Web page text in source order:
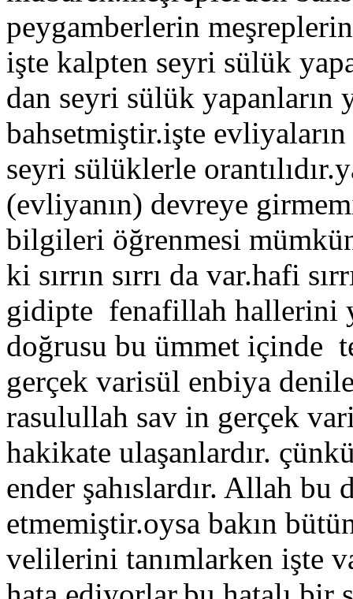
peygamberlerin
işte kalpten seyri sülük
dan seyri sülük yapanların
bahsetmiştir.işte
seyri sülüklerle
(evliyanın) devreye
bilgileri öğrenmesi
ki sırrın sırrı da var.hafi
gidipte fenafillah hallerini
doğrusu bu ümmet içinde
gerçek varisül enbiya
rasulullah sav in gerçek
hakikate ulaşanlardır.
ender şahıslardır. Allah
etmemiştir.oysa bakın
velilerini tanımlarken işte